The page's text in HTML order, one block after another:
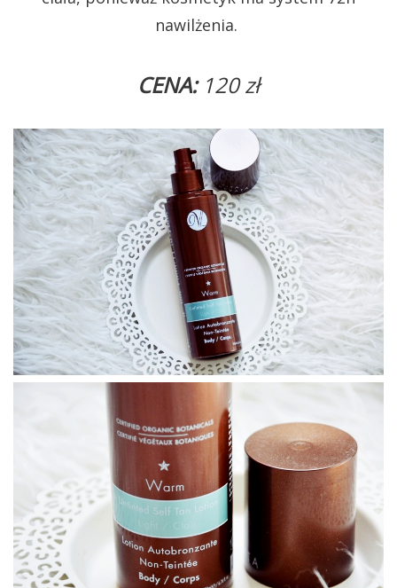
nawilżenia.
CENA:120 zł